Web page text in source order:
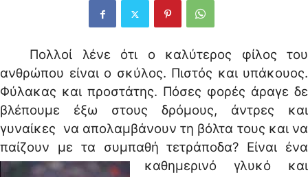
Πολλοί λένε ότι ο καλύτερος φίλος του
ανθρώπου είναι ο σκύλος. Πιστός και υπάκουος.
Φύλακας και προστάτης. Πόσες φορές άραγε δε
βλέπουμε έξω στους δρόμους, άντρες και
γυναίκες να απολαμβάνουν τη βόλτα τους και να
παίζουν με τα συμπαθή τετράποδα? Είναι ένα
καθημερινό γλυκό και